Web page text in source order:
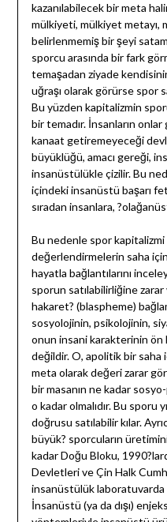
kazanılabilecek bir meta
mülkiyeti, mülkiyet metayı,
belirlenmemiş bir şeyi
sporcu arasında bir fark
temaşadan ziyade
uğraşı olarak görürse spor
Bu yüzden kapitalizmin
bir temadır. İnsanların
kanaat getiremeyeceği
büyüklüğü, amacı gereği,
insanüstülükle çizilir. Bu
içindeki insanüstü başarı
sıradan insanlara,
Bu nedenle spor
değerlendirmelerin saha
hayatla bağlantılarını
sporun satılabilirliğine
hakaret? (blaspheme)
sosyolojinin, psikolojinin,
onun insani karakterinin
değildir. O, apolitik bir saha
meta olarak değeri zarar
bir masanın ne kadar
o kadar olmalıdır. Bu sporu
doğrusu satılabilir kılar.
büyük? sporcuların
kadar Doğu Bloku,
Devletleri ve Çin Halk
insanüstülük
İnsanüstü (ya da dışı)